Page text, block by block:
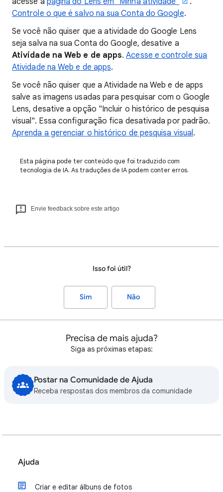
Controle o que é salvo na sua Conta do Google.
Se você não quiser que a atividade do Google Lens
seja salva na sua Conta do Google, desative a
Atividade na Web e de apps.Acesse e controle sua
Atividade na Web e de apps.
Se você não quiser que a Atividade na Web e de apps
salve as imagens usadas para pesquisar com o Google
Lens, desative a opção "Incluir o histórico de pesquisa
visual". Essa configuração fica desativada por padrão.
Aprenda a gerenciar o histórico de pesquisa visual.
Esta página pode ter conteúdo que foi traduzido com
tecnologia de IA. As traduções de IA podem conter erros.
Envie feedback sobre este artigo
Isso foi útil?
Sim Não
Precisa de mais ajuda?
Siga as próximas etapas:
Postar na Comunidade de Ajuda
Receba respostas dos membros da comunidade
Ajuda
Criar e editar álbuns de fotos